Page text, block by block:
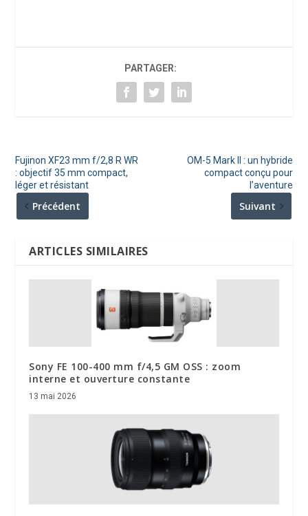
PARTAGER:
Fujinon XF23 mm f/2,8 R WR
: objectif 35 mm compact,
léger et résistant
Précédent
OM-5 Mark II : un hybride
compact conçu pour
l’aventure
Suivant
ARTICLES SIMILAIRES
Sony FE 100-400 mm f/4,5 GM OSS : zoom
interne et ouverture constante
13 mai 2026